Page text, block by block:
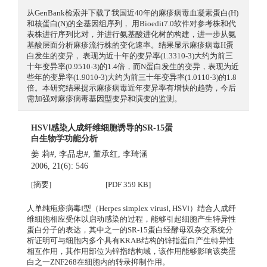
从GenBank检索并下载了我国近40年的麻疹病毒血凝素蛋白(H)
和核蛋白(N)的全基因组序列， 用Bioedit7.0软件对参考株和代
表株进行序列比对，并进行氨基酸进化树的构建，进一步从氨
基酸层面分析麻疹流行株的变化速率。结果显示麻疹病毒H蛋
白发生的变异， 表现为近十年的变异率(1.3310-3)大约为前三
十年变异率(0.9510-3)的1.4倍，而N蛋白发生的变异，表现为近
些年的变异率(1.9010-3)大约为前三十年变异率(1.0110-3)的1.8
倍。本研究结果提示麻疹病毒近年变异率有增快的趋势，今后
需加强对麻疹病毒基因型变异和演变的监测。
HSVⅠ感染人成纤维细胞诱导的SR-15蛋
白生物学功能分析
姜 莉#,李品忠#,董承红,李琦涵
2006, 21(6): 546
[摘要] [PDF 359 KB]
人单纯疱疹病毒Ⅰ型（Herpes simplex virusⅠ, HSVⅠ）结合人成纤
维细胞相应受体以启动感染的过程，能够引起细胞产生特异性
蛋白分子的表达，其中之一的SR-15蛋白经酵母双杂交系统分
析证明可与细胞内多个具有KRAB结构的锌指蛋白产生特异性
相互作用，其作用部位为锌指结构域，该作用能够影响该类蛋
白之一ZNF268在细胞内的转录抑制作用。